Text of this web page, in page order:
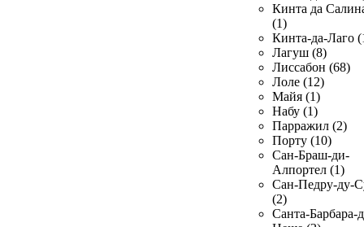
Кинта да
(1)
Кинта-да-Лаго
Лагуш (8)
Лиссабон (68)
Лоле (12)
Майя (1)
Набу (1)
Парражил (2)
Порту (10)
Сан-Браш-ди-
Алпортел (1)
Сан-Педру-ду-
(2)
Санта-Барбара-